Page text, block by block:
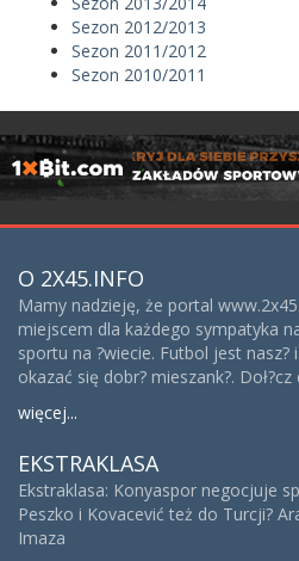
Sezon 2012/2013
Sezon 2011/2012
Sezon 2010/2011
O 2X45.INFO
Mamy nadzieję, że portal
miejscem dla każdego sympatyka
sportu na ?wiecie. Futbol jest nasz?
okazać się dobr? mieszank?. Doł?cz
więcej...
EKSTRAKLASA
Ekstraklasa: Konyaspor negocjuje
Peszko i Kovacević też do Turcji?
Imaza